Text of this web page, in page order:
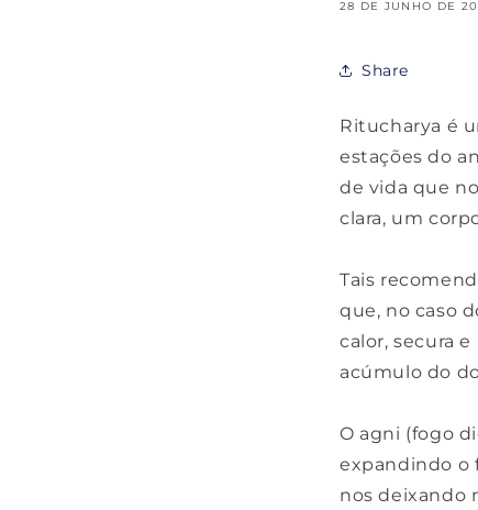
28 DE JUNHO DE
Share
Ritucharya é
estações do
de vida que
clara, um
Tais
que, no caso
calor, secura
acúmulo do
O agni (fogo
expandindo o
nos deixando